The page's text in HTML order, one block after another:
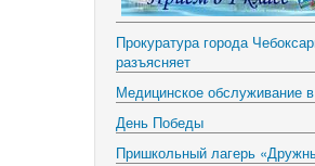
Прокуратура города
разъясняет
Медицинское обслуживание
День Победы
Пришкольный лагерь